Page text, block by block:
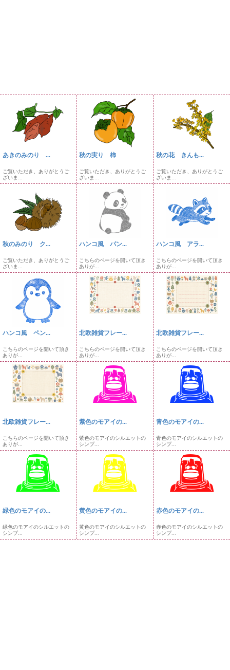
あきのみのり ...
ご覧いただき、ありがとうご
ざいま...
秋の実り 柿
ご覧いただき、ありがとうご
ざいま...
秋の花 きんも...
ご覧いただき、ありがとうご
ざいま...
秋のみのり ク...
ご覧いただき、ありがとうご
ざいま...
ハンコ風 パン...
こちらのページを開いて頂き
ありが...
ハンコ風 アラ...
こちらのページを開いて頂き
ありが...
ハンコ風 ペン...
こちらのページを開いて頂き
ありが...
北欧雑貨フレー...
こちらのページを開いて頂き
ありが...
北欧雑貨フレー...
こちらのページを開いて頂き
ありが...
北欧雑貨フレー...
こちらのページを開いて頂き
ありが...
紫色のモアイの...
紫色のモアイのシルエットの
シンプ...
青色のモアイの...
青色のモアイのシルエットの
シンプ...
緑色のモアイの...
緑色のモアイのシルエットの
シンプ...
黄色のモアイの...
黄色のモアイのシルエットの
シンプ...
赤色のモアイの...
赤色のモアイのシルエットの
シンプ...